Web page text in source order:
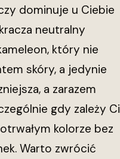
dominuje u Ciebie
neutralny
który nie
skóry, a jedynie
a zarazem
gdy zależy Ci
kolorze bez
Warto zwrócić